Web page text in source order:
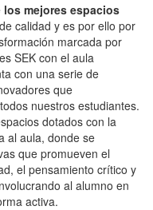
los mejores espacios
calidad y es por ello por
marcada por
SEK con el aula
con una serie de
que
nuestros estudiantes.
dotados con la
al aula, donde se
que promueven el
el pensamiento crítico y
al alumno en
activa.